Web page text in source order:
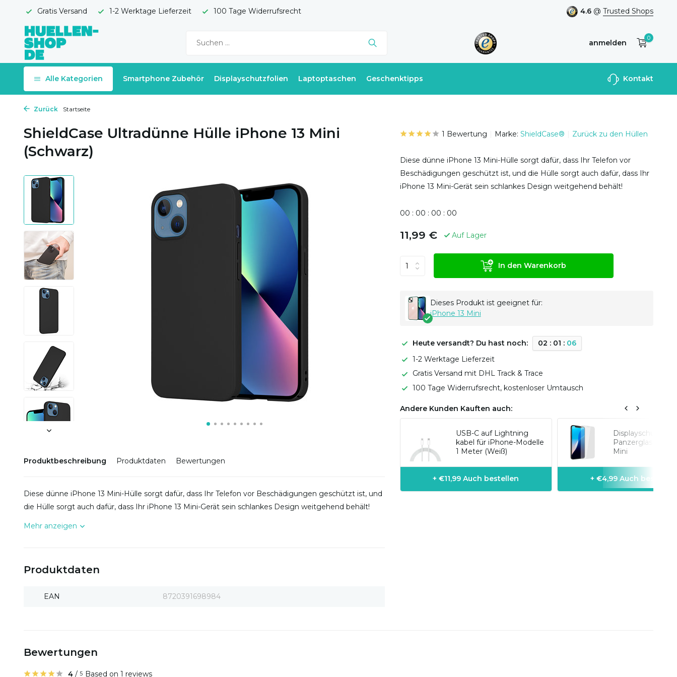
Gratis Versand 1-2 Werktage Lieferzeit 100 Tage Widerrufsrecht 4.6 @ Trusted Shops
anmelden
Benutzerkonto
0
Alle Kategorien Smartphone Zubehör Displayschutzfolien Laptoptaschen Geschenktipps Kontakt
Zurück Startseite
ShieldCase Ultradünne Hülle iPhone 13 Mini
(Schwarz)
Produktbeschreibung Produktdaten Bewertungen
Diese dünne iPhone 13 Mini-Hülle sorgt dafür, dass Ihr Telefon vor Beschädigungen geschützt ist, und
die Hülle sorgt auch dafür, dass Ihr iPhone 13 Mini-Gerät sein schlankes Design weitgehend behält!
Mehr anzeigen
Produktdaten
EAN 8720391698984
1 Bewertung Marke: ShieldCase® Zurück zu den Hüllen
Diese dünne iPhone 13 Mini-Hülle sorgt dafür, dass Ihr Telefon vor
Beschädigungen geschützt ist, und die Hülle sorgt auch dafür, dass Ihr
iPhone 13 Mini-Gerät sein schlankes Design weitgehend behält!
00 : 00 : 00 : 00
11,99 € Auf Lager
In den Warenkorb
Dieses Produkt ist geeignet für:
iPhone 13 Mini
Heute versandt? Du hast noch: 02 : 01 : 06
1-2 Werktage Lieferzeit
Gratis Versand mit DHL Track & Trace
100 Tage Widerrufsrecht, kostenloser Umtausch
Andere Kunden Kauften auch:
USB-C auf Lightning
kabel für iPhone-Modelle
1 Meter (Weiß)
+ €11,99 Auch bestellen
Displayschutz
Panzerglas
Mini
+ €4,99 Auch bestellen
Bewertungen
4 / 5 Based on 1 reviews